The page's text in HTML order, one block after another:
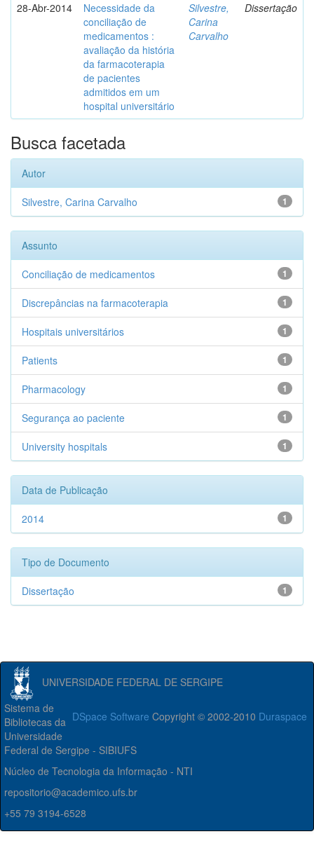
28-Abr-2014
Necessidade da
conciliação de
medicamentos :
avaliação da história
da farmacoterapia
de pacientes
admitidos em um
hospital universitário
Silvestre,
Carina
Carvalho
Dissertação
Busca facetada
Autor
1
Silvestre, Carina Carvalho
Assunto
1
Conciliação de medicamentos
1
Discrepâncias na farmacoterapia
1
Hospitais universitários
1
Patients
1
Pharmacology
1
Segurança ao paciente
1
University hospitals
Data de Publicação
1
2014
Tipo de Documento
1
Dissertação
UNIVERSIDADE FEDERAL DE SERGIPE
DSpace Software Copyright © 2002-2010 Duraspace
Sistema de
Bibliotecas da
Universidade
Federal de Sergipe - SIBIUFS
Núcleo de Tecnologia da Informação - NTI
repositorio@academico.ufs.br
+55 79 3194-6528